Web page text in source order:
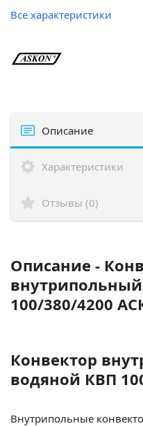
Все характеристики
Описание
Характеристики
Отзывы (0)
Описание -
100/380/4200
Конвектор
водяной КВП
Внутрипольные